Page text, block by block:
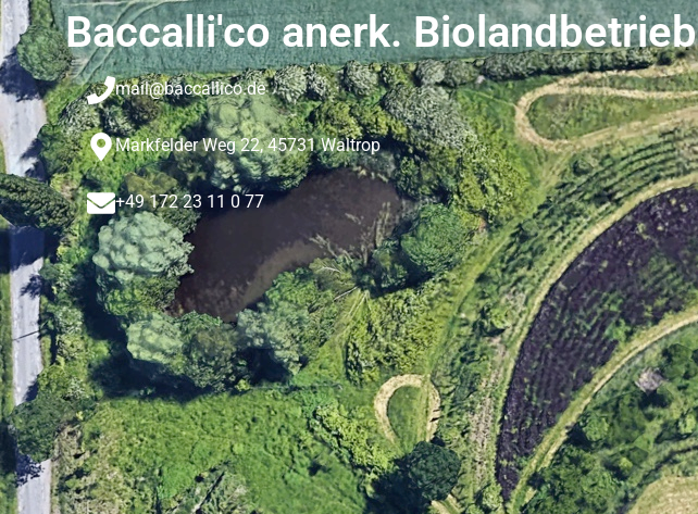
Baccalli'co anerk. Biolandbetrieb
mail@baccallico.de
Markfelder Weg 22, 45731 Waltrop
+49 172 23 11 0 77